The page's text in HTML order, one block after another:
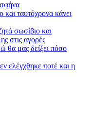
ταυτόχρονα κάνει
σωσίβιο και
στις αγορές
θα μας δείξει πόσο
ελέγχθηκε ποτέ και η